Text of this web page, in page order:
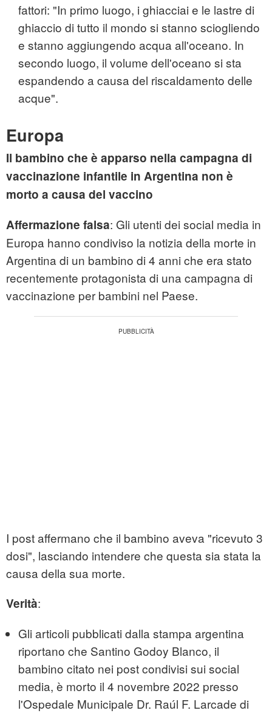
fattori: "In primo luogo, i ghiacciai e le lastre di
ghiaccio di tutto il mondo si stanno sciogliendo
e stanno aggiungendo acqua all'oceano. In
secondo luogo, il volume dell'oceano si sta
espandendo a causa del riscaldamento delle
acque".
Europa
Il bambino che è apparso nella campagna di
vaccinazione infantile in Argentina non è
morto a causa del vaccino
Affermazione falsa: Gli utenti dei social media in
Europa hanno condiviso la notizia della morte in
Argentina di un bambino di 4 anni che era stato
recentemente protagonista di una campagna di
vaccinazione per bambini nel Paese.
I post affermano che il bambino aveva "ricevuto 3
dosi", lasciando intendere che questa sia stata la
causa della sua morte.
Verità:
Gli articoli pubblicati dalla stampa argentina
riportano che Santino Godoy Blanco, il
bambino citato nei post condivisi sui social
media, è morto il 4 novembre 2022 presso
l'Ospedale Municipale Dr. Raúl F. Larcade di